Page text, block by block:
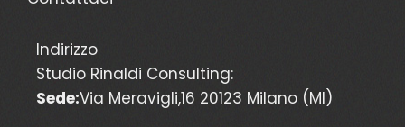
Indirizzo
Studio Rinaldi Consulting:
Sede:Via Meravigli,16 20123 Milano (MI)